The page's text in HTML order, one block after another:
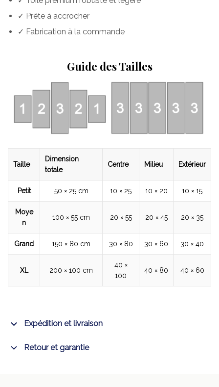
✓ Prête à accrocher
✓ Fabrication à la commande
Guide des Tailles
Taille
Dimension
totale
Centre Milieu Extérieur
Petit 50 × 25 cm 10 × 25 10 × 20 10 × 15
Moye
n
100 × 55 cm 20 × 55 20 × 45 20 × 35
Grand 150 × 80 cm 30 × 80 30 × 60 30 × 40
XL 200 × 100 cm
40 ×
100
40 × 80 40 × 60
Expédition et livraison
Retour et garantie